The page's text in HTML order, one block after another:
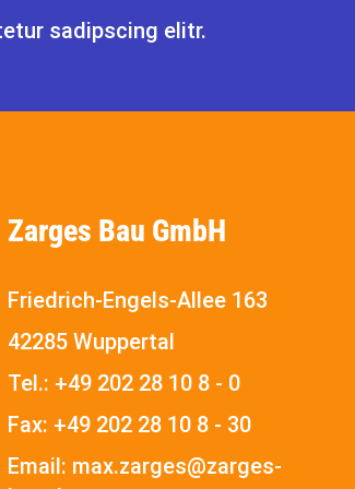
sadipscing elitr.
Zarges Bau GmbH
Friedrich-Engels-Allee 163
42285 Wuppertal
Tel.: +49 202 28 10 8 - 0
Fax: +49 202 28 10 8 - 30
Email: max.zarges@zarges-